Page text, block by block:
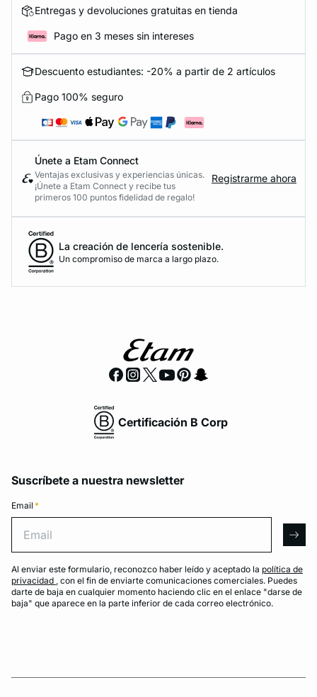
Entregas y devoluciones gratuitas en tienda
Pago en 3 meses sin intereses
Descuento estudiantes: -20% a partir de 2 artículos
Pago 100% seguro
Únete a Etam Connect
Ventajas exclusivas y experiencias únicas.
¡Únete a Etam Connect y recibe tus
primeros 100 puntos fidelidad de regalo!
Registrarme ahora
La creación de lencería sostenible.
Un compromiso de marca a largo plazo.
Certificación B Corp
Suscríbete a nuestra newsletter
Email *
Al enviar este formulario, reconozco haber leído y aceptado la política de
privacidad , con el fin de enviarte comunicaciones comerciales. Puedes
darte de baja en cualquier momento haciendo clic en el enlace "darse de
baja" que aparece en la parte inferior de cada correo electrónico.